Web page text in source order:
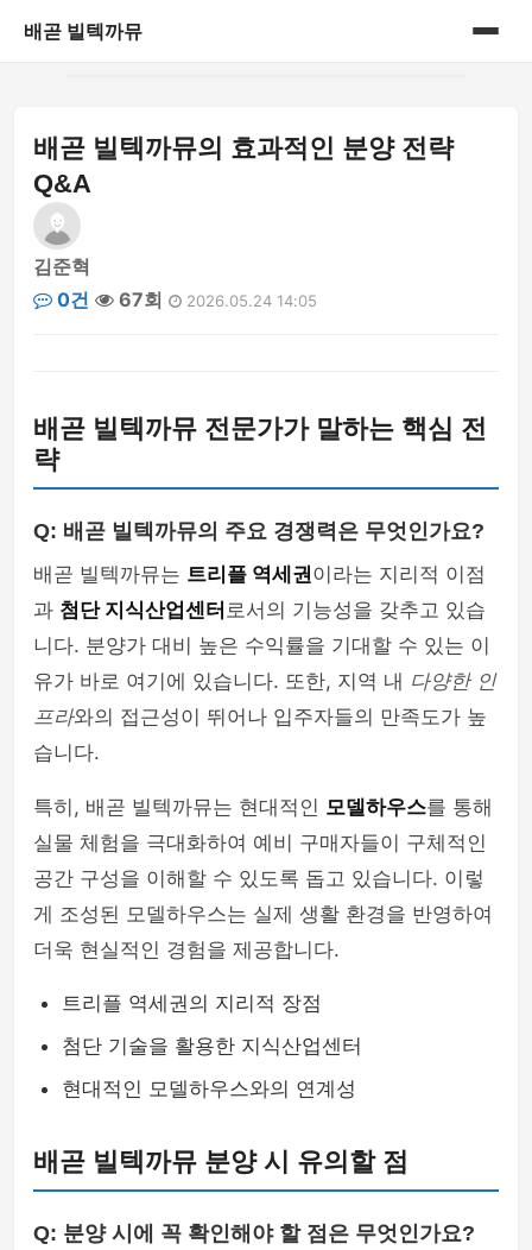
배곧 빌텍까뮤
게시판
배곧 빌텍까뮤의 효과적인 분양 전략
Q&A
김준혁
0건
67회 2026.05.24 14:05
배곧 빌텍까뮤 전문가가 말하는 핵심 전
략
Q: 배곧 빌텍까뮤의 주요 경쟁력은 무엇인가요?
배곧 빌텍까뮤는 트리플 역세권이라는 지리적 이점
과 첨단 지식산업센터 로서의 기능성을 갖추고 있습
니다. 분양가 대비 높은 수익률을 기대할 수 있는 이
유가 바로 여기에 있습니다. 또한, 지역 내 다양한 인
프라와의 접근성이 뛰어나 입주자들의 만족도가 높
습니다.
특히, 배곧 빌텍까뮤는 현대적인 모델하우스를 통해
실물 체험을 극대화하여 예비 구매자들이 구체적인
공간 구성을 이해할 수 있도록 돕고 있습니다. 이렇
게 조성된 모델하우스는 실제 생활 환경을 반영하여
더욱 현실적인 경험을 제공합니다.
트리플 역세권의 지리적 장점
첨단 기술을 활용한 지식산업센터
현대적인 모델하우스와의 연계성
배곧 빌텍까뮤 분양 시 유의할 점
Q: 분양 시에 꼭 확인해야 할 점은 무엇인가요?